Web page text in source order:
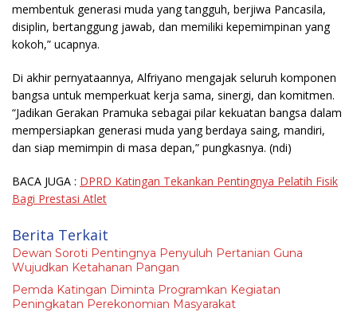
membentuk generasi muda yang tangguh, berjiwa Pancasila,
disiplin, bertanggung jawab, dan memiliki kepemimpinan yang
kokoh,” ucapnya.
Di akhir pernyataannya, Alfriyano mengajak seluruh komponen
bangsa untuk memperkuat kerja sama, sinergi, dan komitmen.
“Jadikan Gerakan Pramuka sebagai pilar kekuatan bangsa dalam
mempersiapkan generasi muda yang berdaya saing, mandiri,
dan siap memimpin di masa depan,” pungkasnya. (ndi)
BACA JUGA : DPRD Katingan Tekankan Pentingnya Pelatih Fisik
Bagi Prestasi Atlet
Berita Terkait
Dewan Soroti Pentingnya Penyuluh Pertanian Guna
Wujudkan Ketahanan Pangan
Pemda Katingan Diminta Programkan Kegiatan
Peningkatan Perekonomian Masyarakat